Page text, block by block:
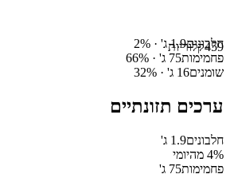
459קלוריותחלבונים1.9ג' · 2%
פחמימות75 ג' · 66%
שומנים16 ג' · 32%
ערכים תזונתיים
חלבונים1.9 ג'
4% מהיומי
פחמימות75 ג'